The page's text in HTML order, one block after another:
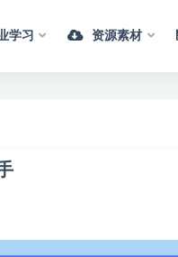
学习 资源素材